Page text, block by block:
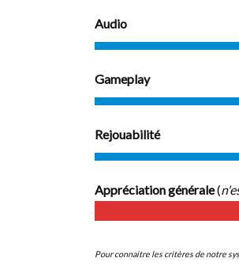
Audio
Gameplay
Rejouabilité
Appréciation générale(
Pour connaitre les critères de notre